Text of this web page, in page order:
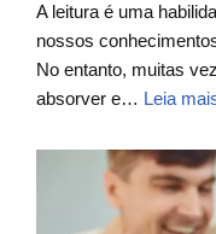
A leitura é uma
nossos
No entanto, muitas
absorver e… Leia